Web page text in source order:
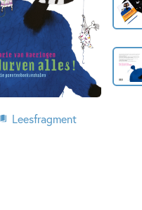
Leesfragment